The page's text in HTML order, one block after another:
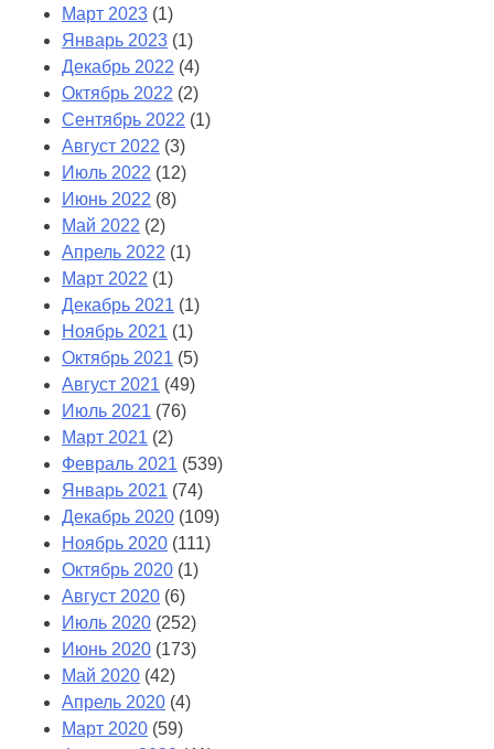
Март 2023 (1)
Январь 2023 (1)
Декабрь 2022 (4)
Октябрь 2022 (2)
Сентябрь 2022 (1)
Август 2022 (3)
Июль 2022 (12)
Июнь 2022 (8)
Май 2022 (2)
Апрель 2022 (1)
Март 2022 (1)
Декабрь 2021 (1)
Ноябрь 2021 (1)
Октябрь 2021 (5)
Август 2021 (49)
Июль 2021 (76)
Март 2021 (2)
Февраль 2021 (539)
Январь 2021 (74)
Декабрь 2020 (109)
Ноябрь 2020 (111)
Октябрь 2020 (1)
Август 2020 (6)
Июль 2020 (252)
Июнь 2020 (173)
Май 2020 (42)
Апрель 2020 (4)
Март 2020 (59)